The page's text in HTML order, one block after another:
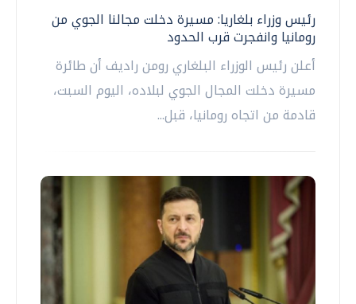
رئيس وزراء بلغاريا: مسيرة دخلت مجالنا الجوي من
رومانيا وانفجرت قرب الحدود
أعلن رئيس الوزراء البلغاري رومن راديف أن طائرة
مسيرة دخلت المجال الجوي لبلاده، اليوم السبت،
قادمة من اتجاه رومانيا، قبل...